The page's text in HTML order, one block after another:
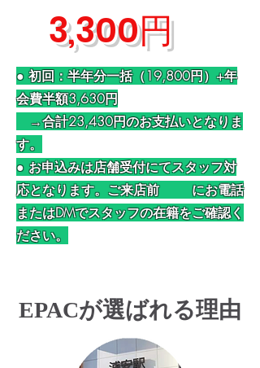
​3,300円
● ​初回：半年分一括（19,800円）+年
会費半額3,630円
→合計23,430円のお支払いとなりま
す。
● ​お申込みは店舗受付にてスタッフ対
応となります。ご来店前 にお電話
またはDMでスタッフの在籍をご確認く
ださい。
EPACが選ばれる理由